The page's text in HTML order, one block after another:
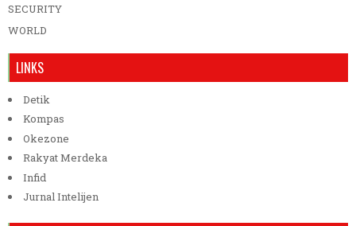
SECURITY
WORLD
LINKS
Detik
Kompas
Okezone
Rakyat Merdeka
Infid
Jurnal Intelijen